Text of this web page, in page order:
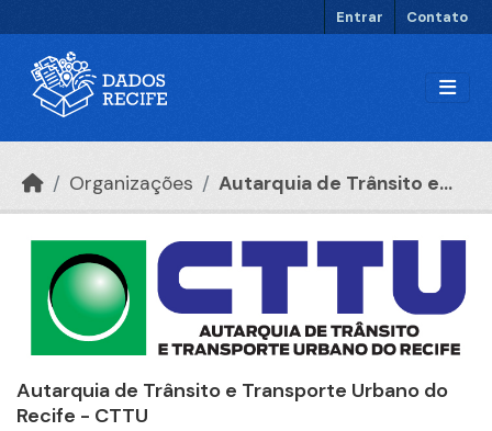
Entrar Contato
Organizações Autarquia de Trânsito e...
Autarquia de Trânsito e Transporte Urbano do
Recife - CTTU